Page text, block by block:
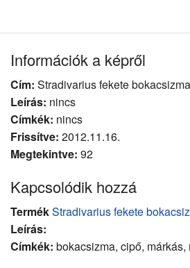
Információk a képről
Cím: Stradivarius fekete
Leírás: nincs
Címkék: nincs
Frissítve: 2012.11.16.
Megtekintve: 92
Kapcsolódik hozzá
TermékStradivarius fekete
Leírás:
Címkék: bokacsizma, cipő, márkás,